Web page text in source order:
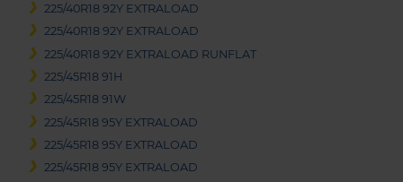
225/40R18 92Y EXTRALOAD
225/40R18 92Y EXTRALOAD
225/40R18 92Y EXTRALOAD RUNFLAT
225/45R18 91H
225/45R18 91W
225/45R18 95Y EXTRALOAD
225/45R18 95Y EXTRALOAD
225/45R18 95Y EXTRALOAD